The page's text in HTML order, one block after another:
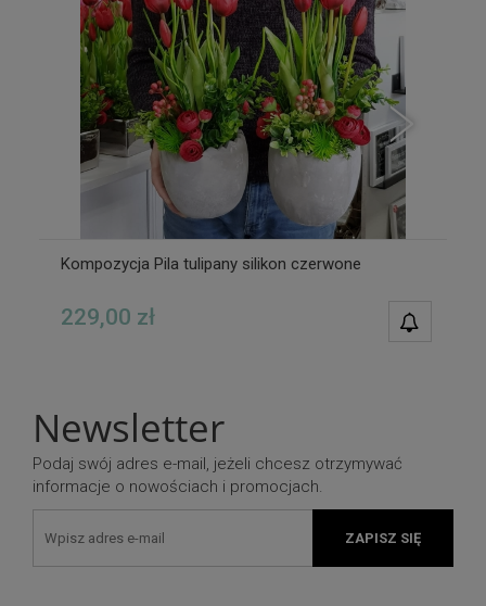
Kompozycja Pila tulipany silikon czerwone
229,00 zł
Newsletter
Podaj swój adres e-mail, jeżeli chcesz otrzymywać
informacje o nowościach i promocjach.
ZAPISZ SIĘ